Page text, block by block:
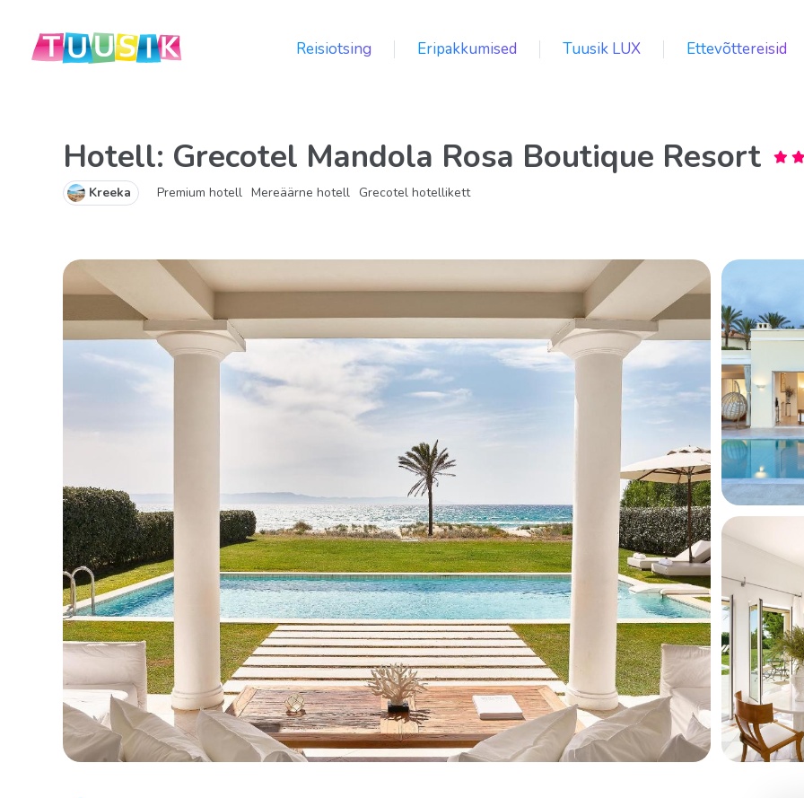
Reisiotsing Eripakkumised Tuusik LUX Ettevõttereisid
Hotell: Grecotel Mandola Rosa Boutique Resort
Kreeka Premium hotell Mereäärne hotell Grecotel hotellikett